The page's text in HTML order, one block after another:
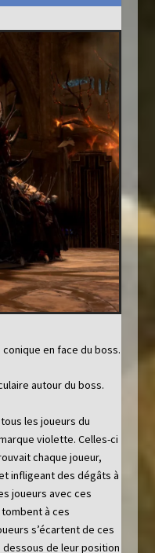
conique en face du boss.
autour du boss.
les joueurs du
violette. Celles-ci
chaque joueur,
infligeant des dégâts à
joueurs avec ces
tombent à ces
s’écartent de ces
de leur position